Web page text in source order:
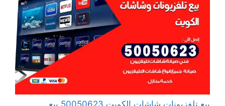
بيع تلفزيونات شاشات الكويت 50050623 بيع